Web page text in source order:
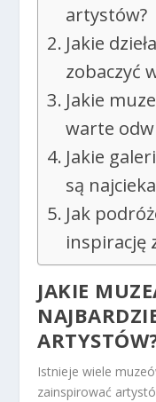
artystów?
Jakie
zobaczyć
Jakie
warte
Jakie
są
Jak
inspirację
JAKIE
Istnieje wiele
zainspirować